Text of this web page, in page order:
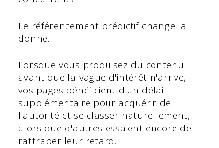
Le référencement prédictif change la
donne.
Lorsque vous produisez du contenu
avant que la vague d'intérêt n'arrive,
vos pages bénéficient d'un délai
supplémentaire pour acquérir de
l'autorité et se classer naturellement,
alors que d'autres essaient encore de
rattraper leur retard.